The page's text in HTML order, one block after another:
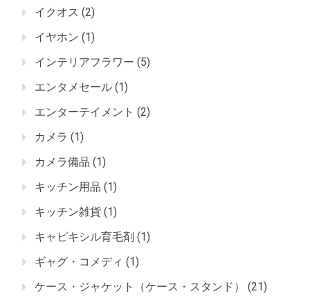
イクオス (2)
イヤホン (1)
インテリアフラワー (5)
エンタメセール (1)
エンターテイメント (2)
カメラ (1)
カメラ備品 (1)
キッチン用品 (1)
キッチン雑貨 (1)
キャピキシル育毛剤 (1)
ギャグ・コメディ (1)
ケース・ジャケット（ケース・スタンド）
(21)